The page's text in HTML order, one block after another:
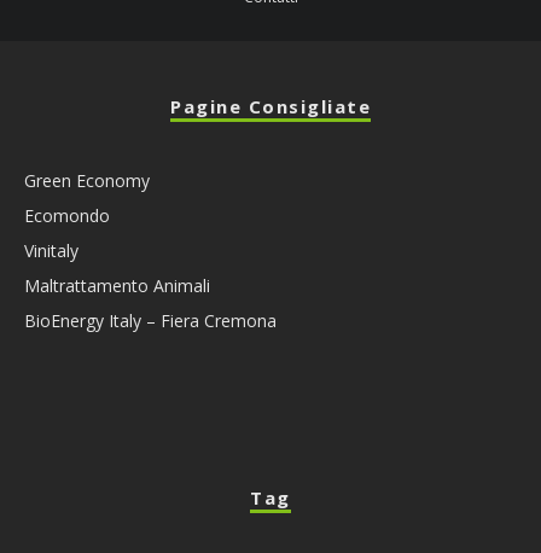
Pagine Consigliate
Green Economy
Ecomondo
Vinitaly
Maltrattamento Animali
BioEnergy Italy – Fiera Cremona
Tag